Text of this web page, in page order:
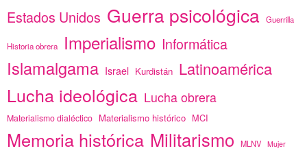
Estados Unidos Guerra psicológica Guerrilla
Historia obrera Imperialismo Informática
Islamalgama Israel Kurdistán Latinoamérica
Lucha ideológica Lucha obrera
Materialismo dialéctico Materialismo histórico MCI
Memoria histórica Militarismo MLNV Mujer